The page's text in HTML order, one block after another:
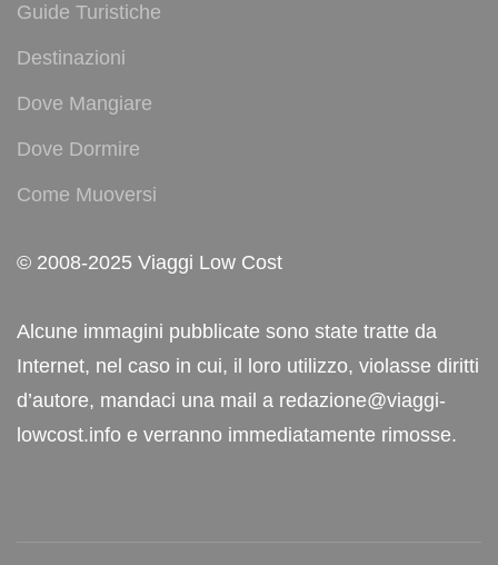
Guide Turistiche
Destinazioni
Dove Mangiare
Dove Dormire
Come Muoversi
© 2008-2025 Viaggi Low Cost
Alcune immagini pubblicate sono state tratte da
Internet, nel caso in cui, il loro utilizzo, violasse diritti
d’autore, mandaci una mail a redazione@viaggi-
lowcost.info e verranno immediatamente rimosse.